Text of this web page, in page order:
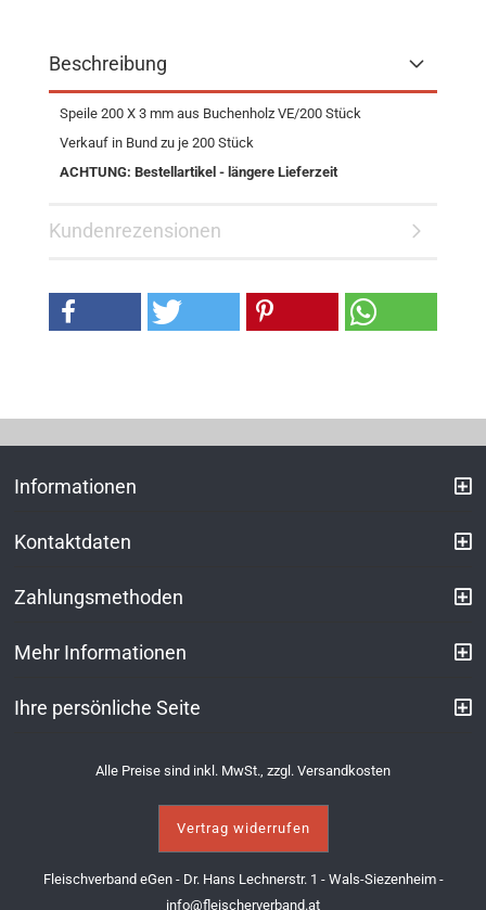
Beschreibung
Speile 200 X 3 mm aus Buchenholz VE/200 Stück
Verkauf in Bund zu je 200 Stück
ACHTUNG: Bestellartikel - längere Lieferzeit
Kundenrezensionen
Informationen
Kontaktdaten
Zahlungsmethoden
Mehr Informationen
Ihre persönliche Seite
Alle Preise sind inkl. MwSt., zzgl. Versandkosten
Vertrag widerrufen
Fleischverband eGen - Dr. Hans Lechnerstr. 1 - Wals-Siezenheim -
info@fleischerverband.at